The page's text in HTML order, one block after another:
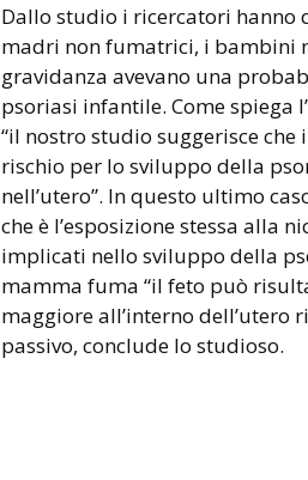
Dallo studio i ricercatori
madri non fumatrici, i bambini
gravidanza avevano una
psoriasi infantile. Come
“il nostro studio suggerisce
rischio per lo sviluppo della
nell’utero”. In questo ultimo
che è l’esposizione stessa alla
implicati nello sviluppo della
mamma fuma “il feto può
maggiore all’interno dell’utero
passivo, conclude lo studioso.